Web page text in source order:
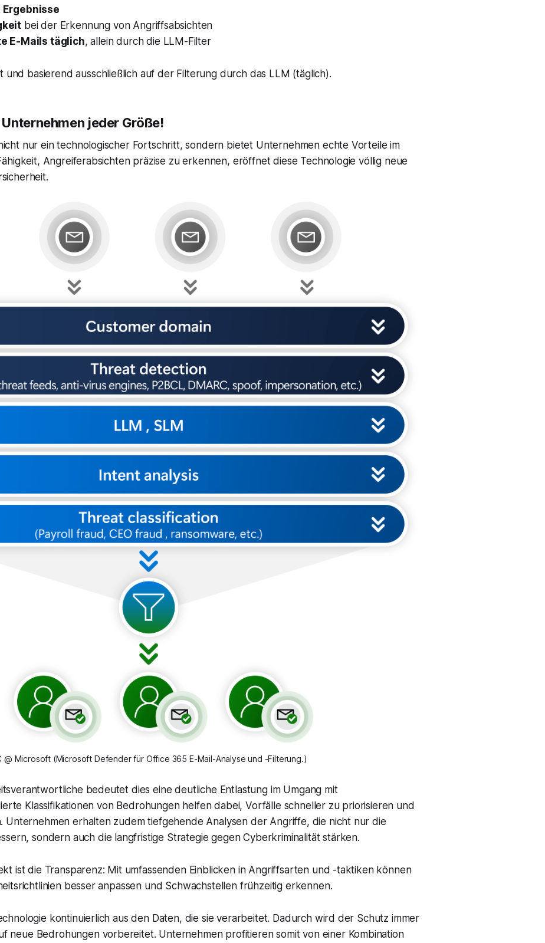
Ergebnisse
bei der Erkennung von Angriffsabsichten
E-Mails täglich, allein durch die LLM-Filter
und basierend ausschließlich auf der Filterung durch das LLM (täglich).
jeder Größe!
nur ein technologischer Fortschritt, sondern bietet Unternehmen echte Vorteile im
Angreiferabsichten präzise zu erkennen, eröffnet diese Technologie völlig neue
@ Microsoft (Microsoft Defender für Office 365 E-Mail-Analyse und -Filterung.)
bedeutet dies eine deutliche Entlastung im Umgang mit
Klassifikationen von Bedrohungen helfen dabei, Vorfälle schneller zu priorisieren und
Unternehmen erhalten zudem tiefgehende Analysen der Angriffe, die nicht nur die
sondern auch die langfristige Strategie gegen Cyberkriminalität stärken.
ist die Transparenz: Mit umfassenden Einblicken in Angriffsarten und -taktiken können
besser anpassen und Schwachstellen frühzeitig erkennen.
kontinuierlich aus den Daten, die sie verarbeitet. Dadurch wird der Schutz immer
neue Bedrohungen vorbereitet. Unternehmen profitieren somit von einer Kombination